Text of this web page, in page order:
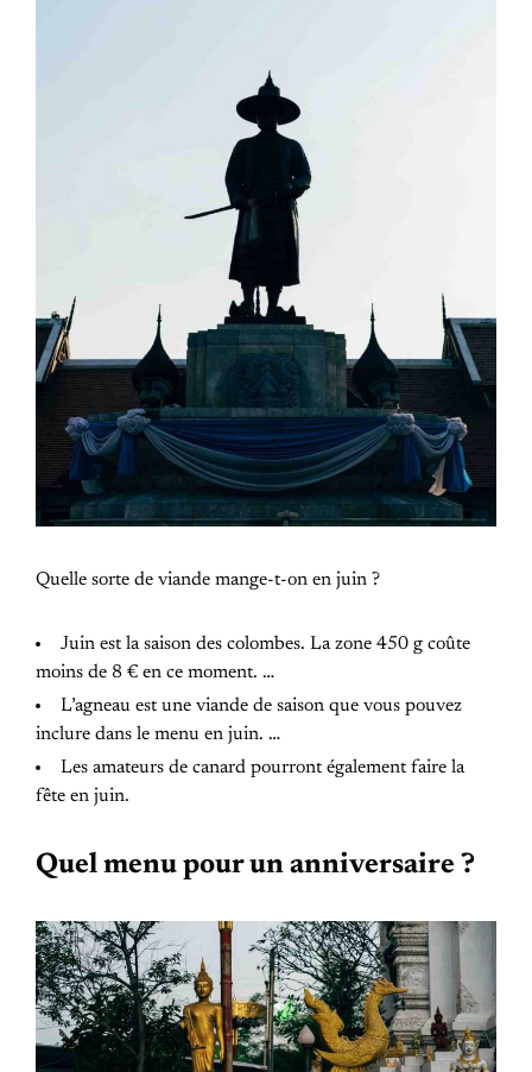
Quelle sorte de viande mange-t-on en juin ?
Juin est la saison des colombes. La zone 450 g coûte
moins de 8 € en ce moment. …
L’agneau est une viande de saison que vous pouvez
inclure dans le menu en juin. …
Les amateurs de canard pourront également faire la
fête en juin.
Quel menu pour un anniversaire ?